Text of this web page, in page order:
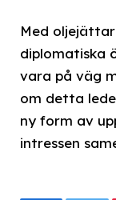
Med
diplomatiska
vara på väg
om detta
ny form av
intressen